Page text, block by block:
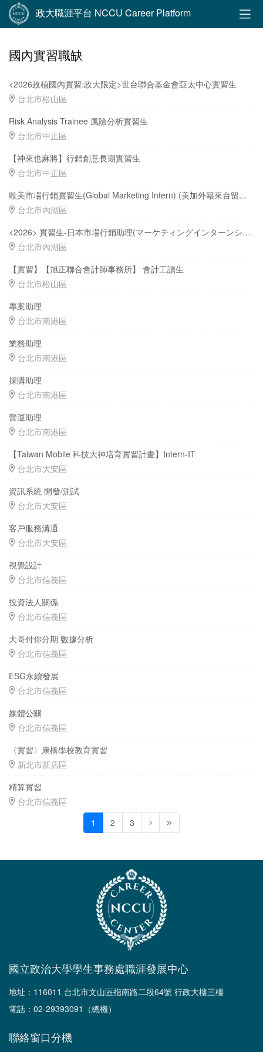
政大職涯平台 NCCU Career Platform
國內實習職缺
<2026政植國內實習:政大限定>世台聯合基金會亞太中心實習生
台北市松山區
Risk Analysis Trainee 風險分析實習生
台北市中正區
【神來也麻將】行銷創意長期實習生
台北市中正區
歐美市場行銷實習生(Global Marketing Intern) (美加外籍來台留學生) ( Foreign students are preferred)
台北市內湖區
<2026> 實習生-日本市場行銷助理(マーケティングインターンシップ) (長期/台北バイト)
台北市內湖區
【實習】【旭正聯合會計師事務所】 會計工讀生
台北市松山區
專案助理
台北市南港區
業務助理
台北市南港區
採購助理
台北市南港區
營運助理
台北市南港區
【Taiwan Mobile 科技大神培育實習計畫】Intern-IT
台北市大安區
資訊系統 開發/測試
台北市大安區
客戶服務溝通
台北市大安區
視覺設計
台北市信義區
投資法人關係
台北市信義區
大哥付你分期 數據分析
台北市信義區
ESG永續發展
台北市信義區
媒體公關
台北市信義區
〈實習〉康橋學校教育實習
新北市新店區
精算實習
台北市信義區
1
2 3
國立政治大學學生事務處職涯發展中心
地址：116011 台北市文山區指南路二段64號 行政大樓三樓
電話：02-29393091（總機）
聯絡窗口分機